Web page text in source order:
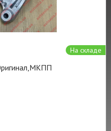
На складе